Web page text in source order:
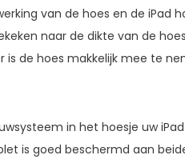
van de hoes en de iPad
naar de dikte van de
de hoes makkelijk mee te
in het hoesje uw
is goed beschermd aan